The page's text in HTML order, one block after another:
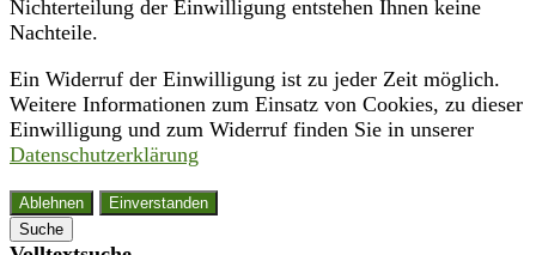
Nichterteilung der Einwilligung entstehen Ihnen keine
Nachteile.
Ein Widerruf der Einwilligung ist zu jeder Zeit möglich.
Weitere Informationen zum Einsatz von Cookies, zu dieser
Einwilligung und zum Widerruf finden Sie in unserer
Datenschutzerklärung
Ablehnen
Einverstanden
Suche